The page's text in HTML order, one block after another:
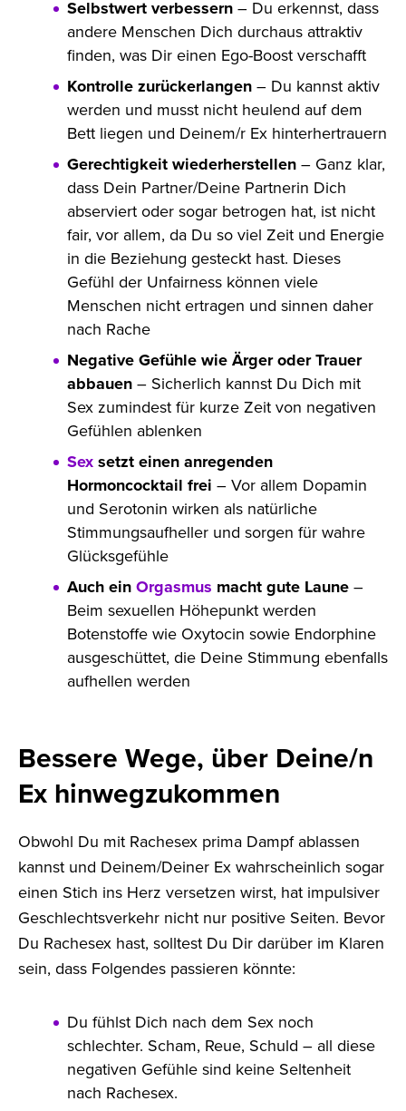
Selbstwert verbessern – Du erkennst, dass
andere Menschen Dich durchaus attraktiv
finden, was Dir einen Ego-Boost verschafft
Kontrolle zurückerlangen – Du kannst aktiv
werden und musst nicht heulend auf dem
Bett liegen und Deinem/r Ex hinterhertrauern
Gerechtigkeit wiederherstellen – Ganz klar,
dass Dein Partner/Deine Partnerin Dich
abserviert oder sogar betrogen hat, ist nicht
fair, vor allem, da Du so viel Zeit und Energie
in die Beziehung gesteckt hast. Dieses
Gefühl der Unfairness können viele
Menschen nicht ertragen und sinnen daher
nach Rache
Negative Gefühle wie Ärger oder Trauer
abbauen – Sicherlich kannst Du Dich mit
Sex zumindest für kurze Zeit von negativen
Gefühlen ablenken
Sexsetzt einen anregenden
Hormoncocktail frei – Vor allem Dopamin
und Serotonin wirken als natürliche
Stimmungsaufheller und sorgen für wahre
Glücksgefühle
Auch einOrgasmus macht gute Laune –
Beim sexuellen Höhepunkt werden
Botenstoffe wie Oxytocin sowie Endorphine
ausgeschüttet, die Deine Stimmung ebenfalls
aufhellen werden
Bessere Wege, über Deine/n
Ex hinwegzukommen
Obwohl Du mit Rachesex prima Dampf ablassen
kannst und Deinem/Deiner Ex wahrscheinlich sogar
einen Stich ins Herz versetzen wirst, hat impulsiver
Geschlechtsverkehr nicht nur positive Seiten. Bevor
Du Rachesex hast, solltest Du Dir darüber im Klaren
sein, dass Folgendes passieren könnte:
Du fühlst Dich nach dem Sex noch
schlechter. Scham, Reue, Schuld – all diese
negativen Gefühle sind keine Seltenheit
nach Rachesex.